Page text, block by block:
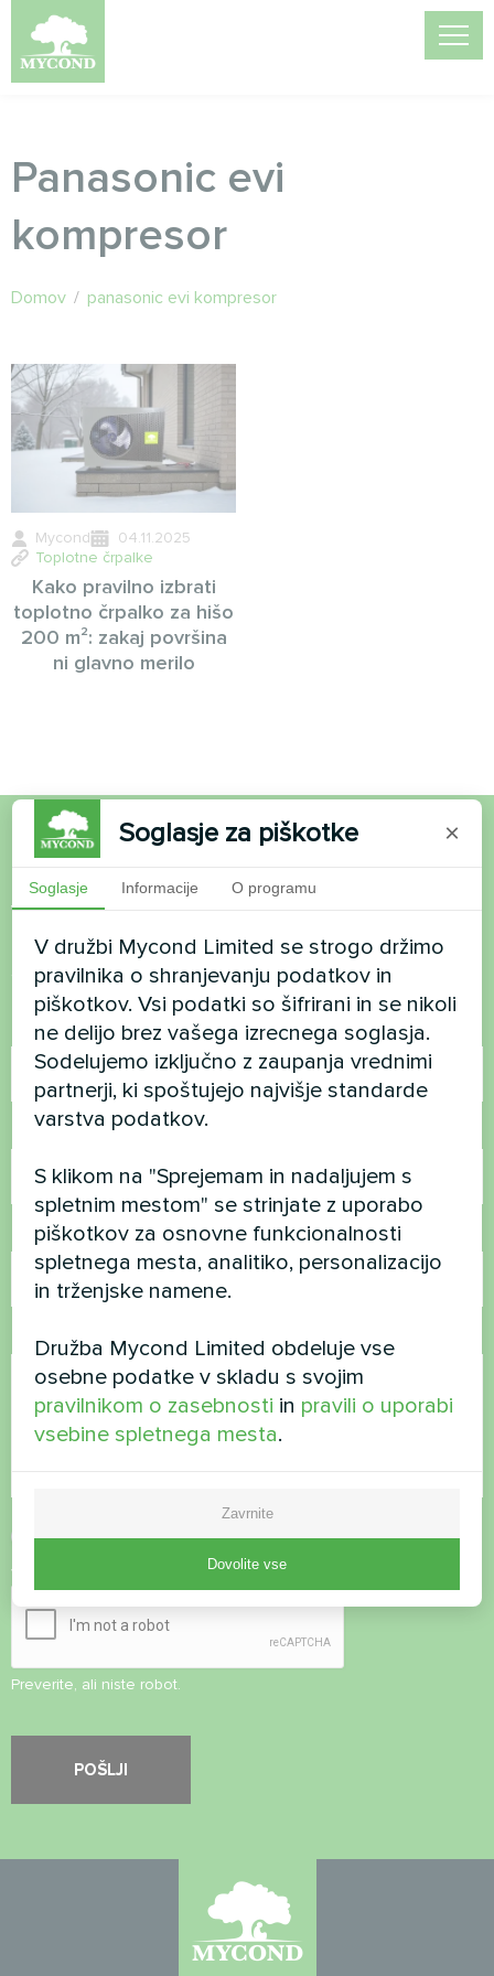
Panasonic evi
kompresor
Domov / panasonic evi kompresor
Mycond
04.11.2025
Toplotne črpalke
Kako pravilno izbrati
toplotno črpalko za hišo
200 m²: zakaj površina
ni glavno merilo
Želite kupiti ali imate
vprašanja?
Stopite v stik z nami in pomagali vam bomo
Ime
Telefonska številka
E-pošta
Komentar
Sprejmitepravilnik o zasebnosti
Varnostni pregled
Preverite, ali niste robot.
Soglasje za piškotke ×
Soglasje Informacije O programu
V družbi Mycond Limited se strogo držimo
pravilnika o shranjevanju podatkov in
piškotkov. Vsi podatki so šifrirani in se nikoli
ne delijo brez vašega izrecnega soglasja.
Sodelujemo izključno z zaupanja vrednimi
partnerji, ki spoštujejo najvišje standarde
varstva podatkov.
S klikom na "Sprejemam in nadaljujem s
spletnim mestom" se strinjate z uporabo
piškotkov za osnovne funkcionalnosti
spletnega mesta, analitiko, personalizacijo
in trženjske namene.
Družba Mycond Limited obdeluje vse
osebne podatke v skladu s svojim
pravilnikom o zasebnosti in pravili o uporabi
vsebine spletnega mesta.
Zavrnite
Dovolite vse